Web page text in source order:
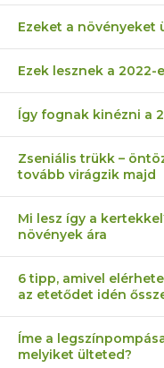
Ezeket a növényeket
Ezek lesznek a
Így fognak kinézni a
Zseniális trükk –
tovább virágzik majd
Mi lesz így a
növények ára
6 tipp, amivel
az etetődet idén
Íme a
melyiket ülteted?